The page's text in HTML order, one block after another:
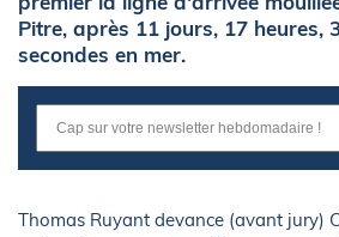
Pitre, après 11 jours, 17 heures,
secondes en mer.
Thomas Ruyant devance (avant jury)